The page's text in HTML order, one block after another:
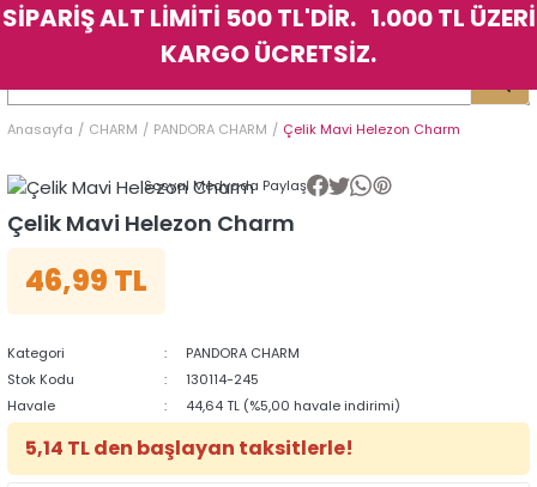
Geri Dön
Geri Dön
Geri Dön
Geri Dön
Geri Dön
Geri Dön
Anasayfa CHARM PANDORA CHARM Çelik Mavi Helezon Charm
Sosyal Medyada Paylaş
Çelik Mavi Helezon Charm
46,99 TL
Kategori
PANDORA CHARM
Stok Kodu
130114-245
Havale
44,64 TL (%5,00 havale indirimi)
5,14 TL den başlayan taksitlerle!
Geri Dön
Geri Dön
Geri Dön
Geri Dön
Geri Dön
Geri Dön
SİPARİŞ ALT LİMİTİ 500 TL'DİR. 1.000 TL ÜZERİ
KARGO ÜCRETSİZ.